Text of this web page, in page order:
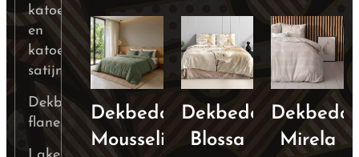
katoen
en
katoen-
satijn
Dekbedovertrekken
flanel
Dekbedovertrek
Mousseline
Dekbedovertrek
Blossa
Mirela